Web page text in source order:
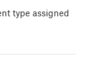
type assigned